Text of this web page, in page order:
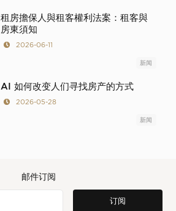
租房擔保人與租客權利法案：租客與
房東須知
2026-06-11
新闻
AI 如何改变人们寻找房产的方式
2026-05-28
新闻
邮件订阅